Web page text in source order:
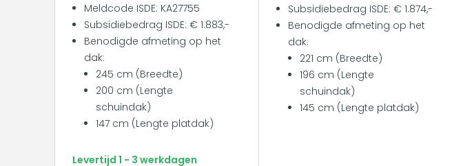
Meldcode ISDE: KA27755
Subsidiebedrag ISDE: € 1.883,-
Benodigde afmeting op het
dak:
245 cm (Breedte)
200 cm (Lengte
schuindak)
147 cm (Lengte platdak)
Levertijd 1 - 3 werkdagen
Subsidiebedrag ISDE: € 1.874,-
Benodigde afmeting op het
dak:
221 cm (Breedte)
196 cm (Lengte
schuindak)
145 cm (Lengte platdak)